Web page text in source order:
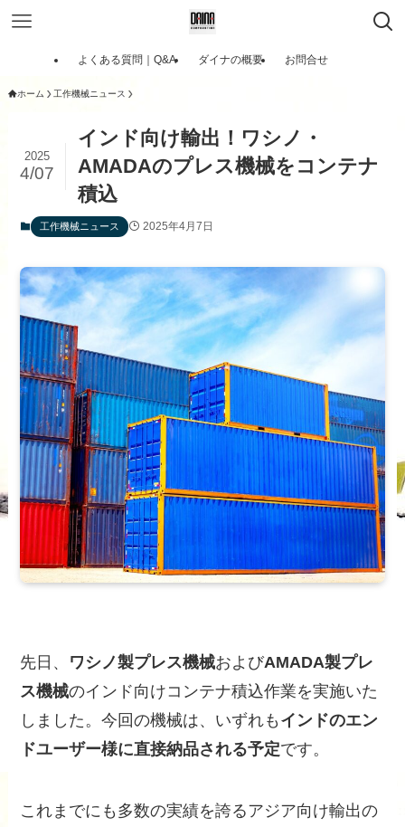
よくある質問｜Q&A ダイナの概要 お問合せ
ホーム 工作機械ニュース
インド向け輸出！ワシノ・
AMADAのプレス機械をコンテナ
積込
2025
4/07
工作機械ニュース 2025年4月7日
先日、 ワシノ製プレス機械およびAMADA製プレ
ス機械のインド向けコンテナ積込作業を実施いた
しました。今回の機械は、いずれも インドのエン
ドユーザー様に直接納品される予定です。
これまでにも多数の実績を誇るアジア向け輸出の